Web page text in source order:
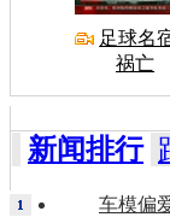
足球名
祸亡
新闻排行
车模偏